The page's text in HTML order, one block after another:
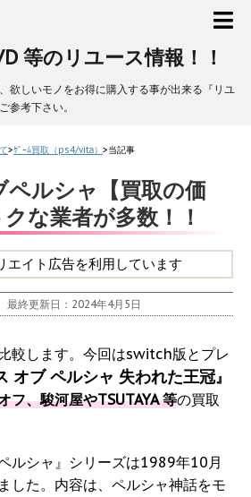
等のリユース情報！！
欲しいモノをお得に購入する事が出来る『リユ
参考下さい。
>ｹﾞｰﾑ買取（ps4/vita） >当記事
ペルシャ【買取の価
な業者が多数！！
エイト広告を利用しています
最終更新日：2024年4月5日
較します。今回はswitch版とプレ
オブ ペルシャ 失われた王冠』
フ、駿河屋やTSUTAYA 等の買取
ルシャ』シリーズは1989年10月
した。内容は、ペルシャ神話をモ